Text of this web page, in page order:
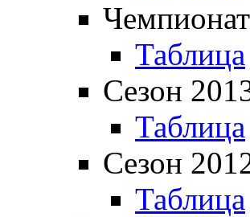
Таблица
Сезон
Таблица
Сезон
Таблица